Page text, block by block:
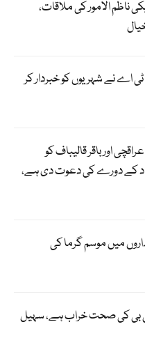
ناظم الامور کی ملاقات،
ٹی اے نے شہریوں کو خبردار کر
اورباقر قالیباف کو
کے دورے کی دعوت دی ہے،
میں موسم گرما کی
بی بی کی صحت خراب ہے، سہیل